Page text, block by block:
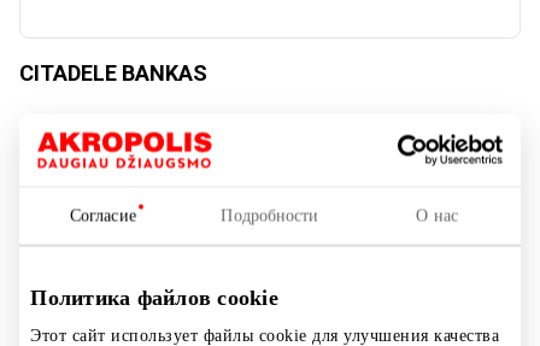
Согласие Подробности О нас
Политика файлов cookie
Этот сайт использует файлы cookie для улучшения качества
CITADELE BANKAS